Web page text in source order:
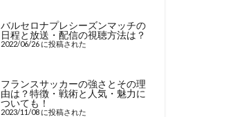
バルセロナプレシーズンマッチの
日程と放送・配信の視聴方法は？
2022/06/26 に投稿された
フランスサッカーの強さとその理
由は？特徴・戦術と人気・魅力に
ついても！
2023/11/08 に投稿された